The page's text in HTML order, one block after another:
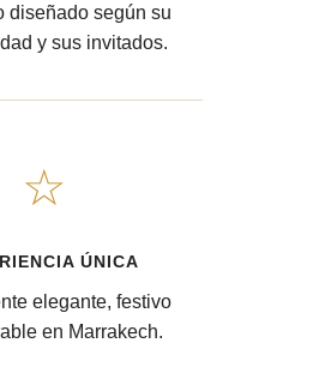
diseñado según su
y sus invitados.
☆
ÚNICA
elegante, festivo
en Marrakech.